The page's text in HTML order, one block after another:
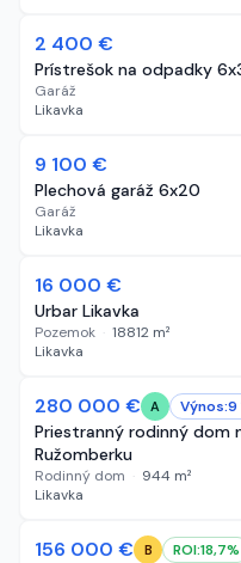
58 dní
2 400 €
Prístrešok na odpadky
Garáž
Likavka
58 dní
9 100 €
Plechová garáž 6x20
Garáž
Likavka
58 dní
16 000 €
Urbar Likavka
Pozemok · 18812 m²
Likavka
62 dní
280 000 € A Výnos:9
Priestranný rodinný dom
Ružomberku
Rodinný dom · 944 m²
Likavka
71 dní
156 000 € B ROI:18,7%